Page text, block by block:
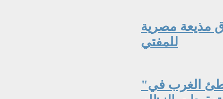
مذيعة مصرية
للمفتي
"فخٌّ أطاح بالشاه ويهدد ترمب".. لماذا يخطئ الغرب في